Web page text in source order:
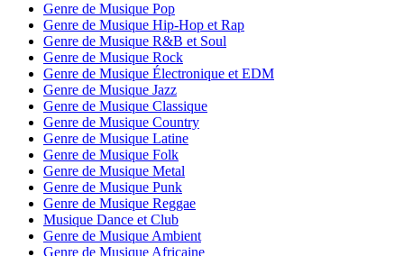
Genre de Musique Pop
Genre de Musique Hip-Hop et Rap
Genre de Musique R&B et Soul
Genre de Musique Rock
Genre de Musique Électronique et EDM
Genre de Musique Jazz
Genre de Musique Classique
Genre de Musique Country
Genre de Musique Latine
Genre de Musique Folk
Genre de Musique Metal
Genre de Musique Punk
Genre de Musique Reggae
Musique Dance et Club
Genre de Musique Ambient
Genre de Musique Africaine